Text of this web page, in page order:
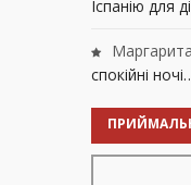
Іспанію для
Маргарита
спокійні